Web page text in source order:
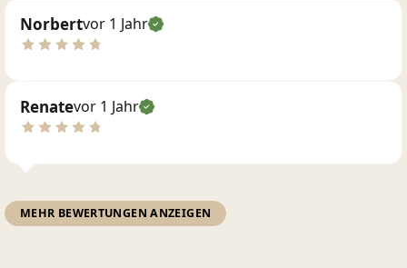
Norbertvor 1 Jahr
Renatevor 1 Jahr
MEHR BEWERTUNGEN ANZEIGEN